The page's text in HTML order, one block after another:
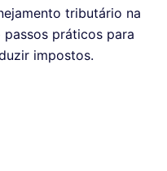
tributário na
práticos para
impostos.